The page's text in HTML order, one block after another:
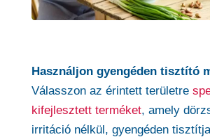
Használjon gyengéden tisztító
Válasszon az érintett területre
kifejlesztett terméket, amely
irritáció nélkül, gyengéden